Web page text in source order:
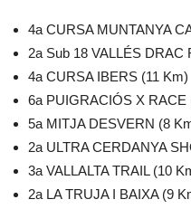
4a CURSA MUNTANYA
2a Sub 18 VALLÉS DRAC
4a CURSA IBERS (11 Km)
6a PUIGRACIÓS X RACE
5a MITJA DESVERN (8
2a ULTRA CERDANYA
3a VALLALTA TRAIL (10
2a LA TRUJA I BAIXA (9